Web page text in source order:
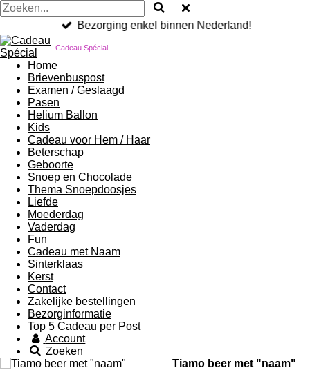
Bezorging enkel binnen Nederland!
Cadeau Spécial
Home
Brievenbuspost
Examen / Geslaagd
Pasen
Helium Ballon
Kids
Cadeau voor Hem / Haar
Beterschap
Geboorte
Snoep en Chocolade
Thema Snoepdoosjes
Liefde
Moederdag
Vaderdag
Fun
Cadeau met Naam
Sinterklaas
Kerst
Contact
Zakelijke bestellingen
Bezorginformatie
Top 5 Cadeau per Post
Account
Zoeken
Tiamo beer met "naam"